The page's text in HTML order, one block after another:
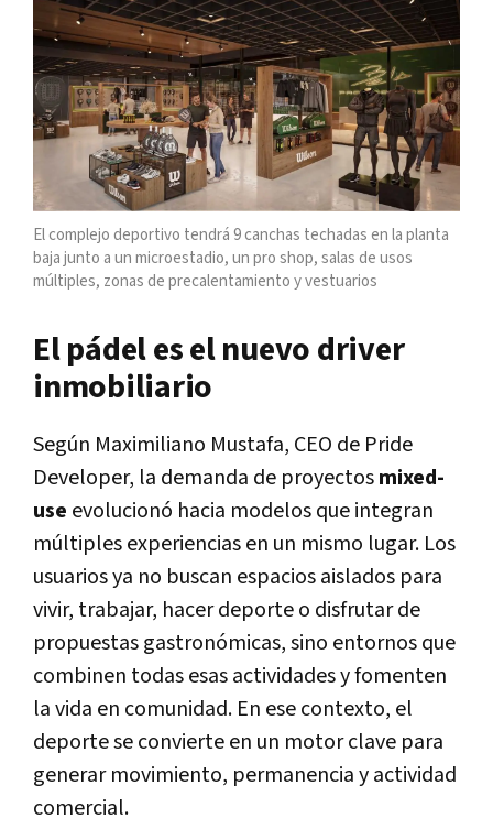
El complejo deportivo tendrá 9 canchas techadas en la planta
baja junto a un microestadio, un pro shop, salas de usos
múltiples, zonas de precalentamiento y vestuarios
El pádel es el nuevo driver
inmobiliario
Según Maximiliano Mustafa, CEO de Pride
Developer, la demanda de proyectosmixed-
use evolucionó hacia modelos que integran
múltiples experiencias en un mismo lugar. Los
usuarios ya no buscan espacios aislados para
vivir, trabajar, hacer deporte o disfrutar de
propuestas gastronómicas, sino entornos que
combinen todas esas actividades y fomenten
la vida en comunidad. En ese contexto, el
deporte se convierte en un motor clave para
generar movimiento, permanencia y actividad
comercial.